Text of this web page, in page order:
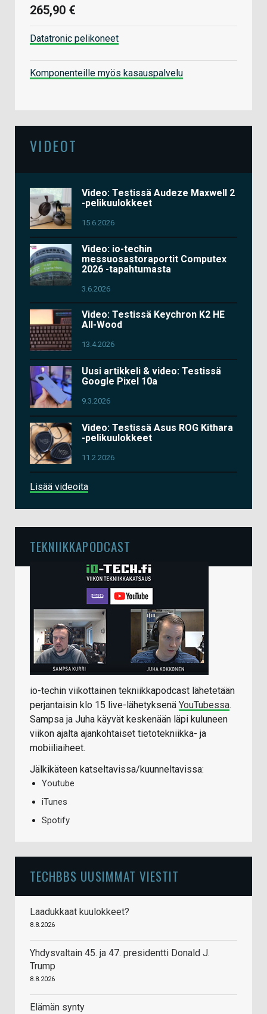
265,90 €
Datatronic pelikoneet
Komponenteille myös kasauspalvelu
VIDEOT
Video: Testissä Audeze Maxwell 2
-pelikuulokkeet
15.6.2026
Video: io-techin
messuosastoraportit Computex
2026 -tapahtumasta
3.6.2026
Video: Testissä Keychron K2 HE
All-Wood
13.4.2026
Uusi artikkeli & video: Testissä
Google Pixel 10a
9.3.2026
Video: Testissä Asus ROG Kithara
-pelikuulokkeet
11.2.2026
Lisää videoita
TEKNIIKKAPODCAST
io-techin viikottainen tekniikkapodcast lähetetään
perjantaisin klo 15 live-lähetyksenä YouTubessa.
Sampsa ja Juha käyvät keskenään läpi kuluneen
viikon ajalta ajankohtaiset tietotekniikka- ja
mobiiliaiheet.
Jälkikäteen katseltavissa/kuunneltavissa:
Youtube
iTunes
Spotify
TECHBBS UUSIMMAT VIESTIT
Laadukkaat kuulokkeet?
8.8.2026
Yhdysvaltain 45. ja 47. presidentti Donald J.
Trump
8.8.2026
Elämän synty